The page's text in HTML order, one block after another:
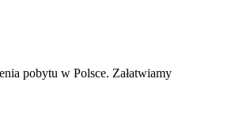
pobytu w Polsce. Załatwiamy